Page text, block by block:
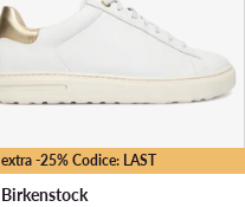
extra -25% Codice: LAST
Birkenstock